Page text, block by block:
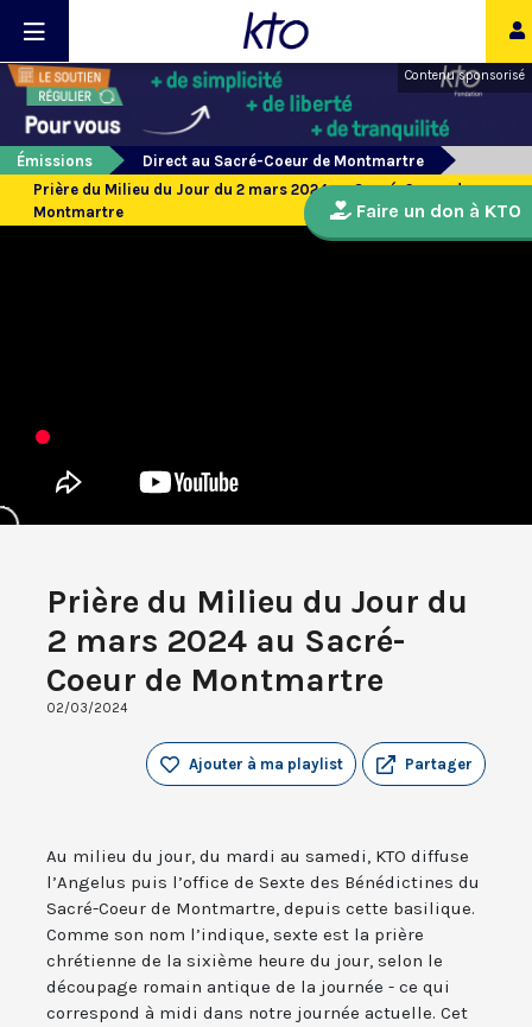
Contenu sponsorisé
Émissions
Direct au Sacré-Coeur de Montmartre
Prière du Milieu du Jour du 2 mars 2024 au Sacré-Coeur de
Montmartre
Prière du Milieu du Jour du
2 mars 2024 au Sacré-
Coeur de Montmartre
02/03/2024
Partager
Ajouter à ma playlist
Au milieu du jour, du mardi au samedi, KTO diffuse
l’Angelus puis l’office de Sexte des Bénédictines du
Sacré-Coeur de Montmartre, depuis cette basilique.
Comme son nom l’indique, sexte est la prière
chrétienne de la sixième heure du jour, selon le
découpage romain antique de la journée - ce qui
correspond à midi dans notre journée actuelle. Cet
Faire un don à KTO